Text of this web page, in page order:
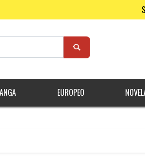
EUROPEO